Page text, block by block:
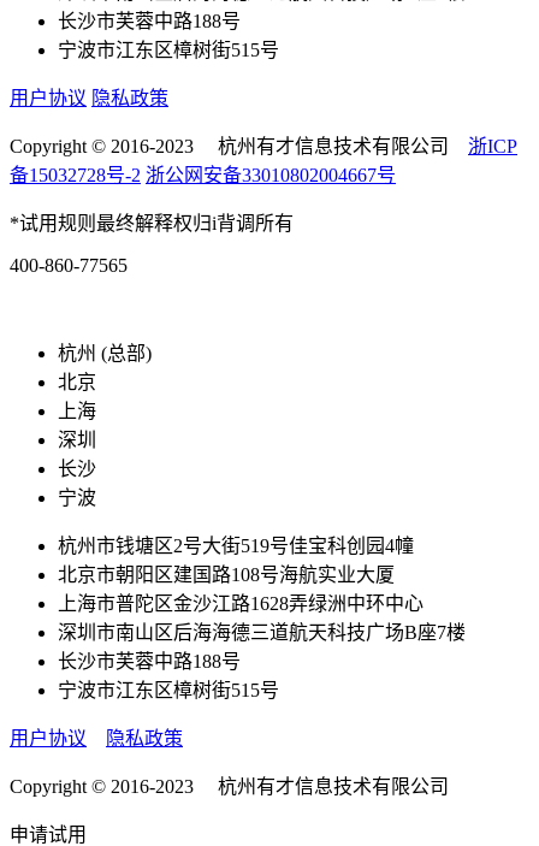
长沙市芙蓉中路188号
宁波市江东区樟树街515号
用户协议 隐私政策
Copyright © 2016-2023 杭州有才信息技术有限公司 浙ICP
备15032728号-2 浙公网安备33010802004667号
*试用规则最终解释权归i背调所有
400-860-77565
杭州 (总部)
北京
上海
深圳
长沙
宁波
杭州市钱塘区2号大街519号佳宝科创园4幢
北京市朝阳区建国路108号海航实业大厦
上海市普陀区金沙江路1628弄绿洲中环中心
深圳市南山区后海海德三道航天科技广场B座7楼
长沙市芙蓉中路188号
宁波市江东区樟树街515号
用户协议 隐私政策
Copyright © 2016-2023 杭州有才信息技术有限公司
申请试用